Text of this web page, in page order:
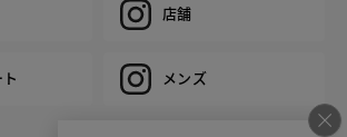
店舗
メンズ